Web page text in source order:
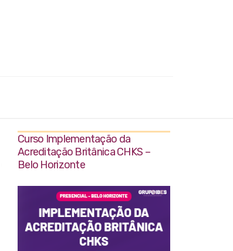
Curso Implementação da
Acreditação Britânica CHKS –
Belo Horizonte